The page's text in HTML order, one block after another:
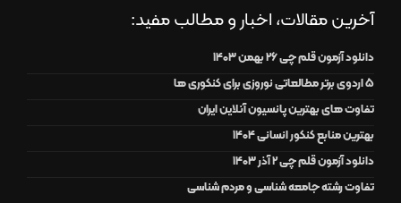
آخرین مقالات، اخبار و مطالب مفید:
دانلود آزمون قلم چی 26 بهمن 1403
۵ اردوی برتر مطالعاتی نوروزی برای کنکوری ها
تفاوت های بهترین پانسیون آنلاین ایران
بهترین منابع کنکور انسانی 1404
دانلود آزمون قلم چی 2 آذر 1403
تفاوت رشته جامعه شناسی و مردم شناسی